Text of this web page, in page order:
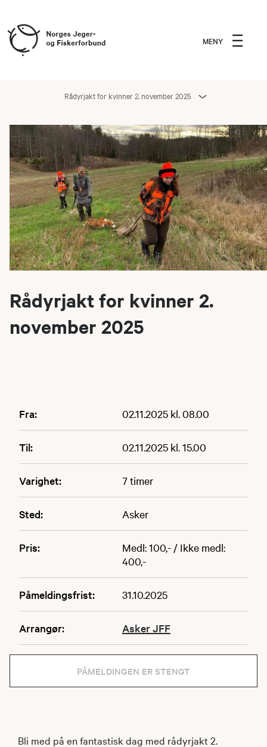
MENY
Rådyrjakt for kvinner 2. november 2025
Rådyrjakt for kvinner 2.
november 2025
Fra: 02.11.2025 kl. 08.00
Til: 02.11.2025 kl. 15.00
Varighet: 7 timer
Sted: Asker
Pris:
Medl: 100,- / Ikke medl:
400,-
Påmeldingsfrist: 31.10.2025
Arrangør: Asker JFF
PÅMELDINGEN ER STENGT
Bli med på en fantastisk dag med rådyrjakt 2.